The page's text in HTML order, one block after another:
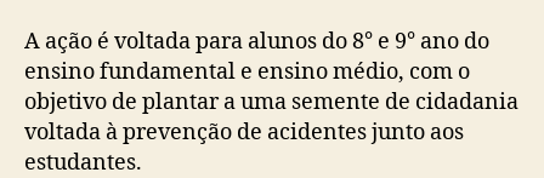
A ação é voltada para alunos do 8° e 9° ano do
ensino fundamental e ensino médio, com o
objetivo de plantar a uma semente de cidadania
voltada à prevenção de acidentes junto aos
estudantes.